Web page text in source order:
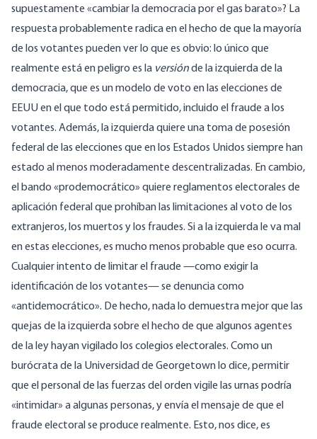
supuestamente «cambiar la democracia por el gas barato»? La
respuesta probablemente radica en el hecho de que la mayoría
de los votantes pueden ver lo que es obvio: lo único que
realmente está en peligro es la versiónde la izquierda de la
democracia, que es un modelo de voto en las elecciones de
EEUU en el que todo está permitido, incluido el fraude a los
votantes. Además, la izquierda quiere una toma de posesión
federal de las elecciones que en los Estados Unidos siempre han
estado al menos moderadamente descentralizadas. En cambio,
el bando «prodemocrático» quiere reglamentos electorales de
aplicación federal que prohíban las limitaciones al voto de los
extranjeros, los muertos y los fraudes. Si a la izquierda le va mal
en estas elecciones, es mucho menos probable que eso ocurra.
Cualquier intento de limitar el fraude —como exigir la
identificación de los votantes— se denuncia como
«antidemocrático». De hecho, nada lo demuestra mejor que las
quejas de la izquierda sobre el hecho de que algunos agentes
de la ley hayan vigilado los colegios electorales. Como un
burócrata de la Universidad de Georgetown lo dice, permitir
que el personal de las fuerzas del orden vigile las urnas podría
«intimidar» a algunas personas, y envía el mensaje de que el
fraude electoral se produce realmente. Esto, nos dice, es